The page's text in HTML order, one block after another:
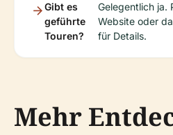
Gibt es
geführte
Touren?
Gelegentlich ja.
Website oder
für Details.
Mehr